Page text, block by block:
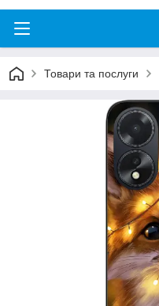
Товари та послуги